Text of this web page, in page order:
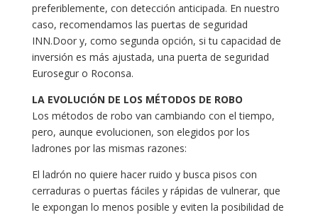
preferiblemente, con detección anticipada. En nuestro
caso, recomendamos las puertas de seguridad
INN.Door y, como segunda opción, si tu capacidad de
inversión es más ajustada, una puerta de seguridad
Eurosegur o Roconsa.
LA EVOLUCIÓN DE LOS MÉTODOS DE ROBO
Los métodos de robo van cambiando con el tiempo,
pero, aunque evolucionen, son elegidos por los
ladrones por las mismas razones:
El ladrón no quiere hacer ruido y busca pisos con
cerraduras o puertas fáciles y rápidas de vulnerar, que
le expongan lo menos posible y eviten la posibilidad de